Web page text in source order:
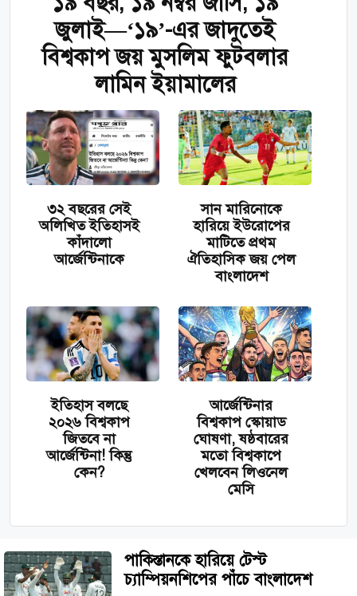
জুলাই—‘১৯’-এর জাদুতেই
বিশ্বকাপ জয় মুসলিম ফুটবলার
লামিন ইয়ামালের
৩২ বছরের সেই
অলিখিত ইতিহাসই
কাঁদালো
আর্জেন্টিনাকে
​সান মারিনোকে
হারিয়ে ইউরোপের
মাটিতে প্রথম
ঐতিহাসিক জয় পেল
বাংলাদেশ
ইতিহাস বলছে
২০২৬ বিশ্বকাপ
জিতবে না
আর্জেন্টিনা! কিন্তু
কেন?
আর্জেন্টিনার
বিশ্বকাপ স্কোয়াড
ঘোষণা, ষষ্ঠবারের
মতো বিশ্বকাপে
খেলবেন লিওনেল
মেসি
পাকিস্তানকে হারিয়ে টেস্ট
চ্যাম্পিয়নশিপের পাঁচে বাংলাদেশ